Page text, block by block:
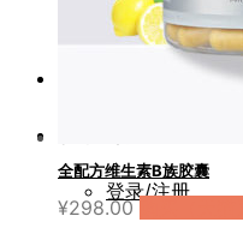
品牌传奇
登录/注册
全配方维生素B族胶囊
¥298.00